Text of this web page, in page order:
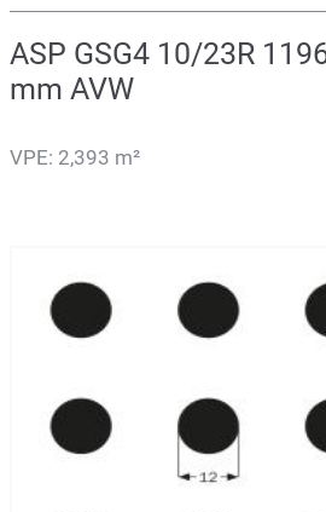
ASP GSG4 10/23R
mm AVW
VPE: 2,393 m²